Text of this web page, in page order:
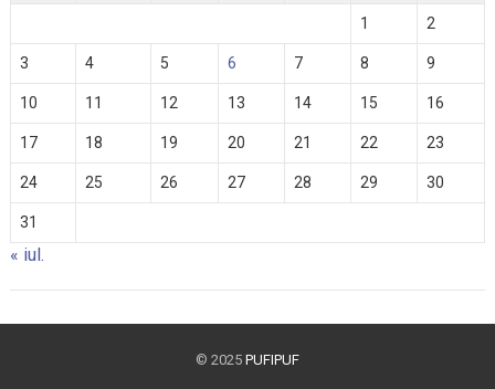
1 2
3 4 5 6 7 8 9
10 11 12 13 14 15 16
17 18 19 20 21 22 23
24 25 26 27 28 29 30
31
« iul.
© 2025 PUFIPUF